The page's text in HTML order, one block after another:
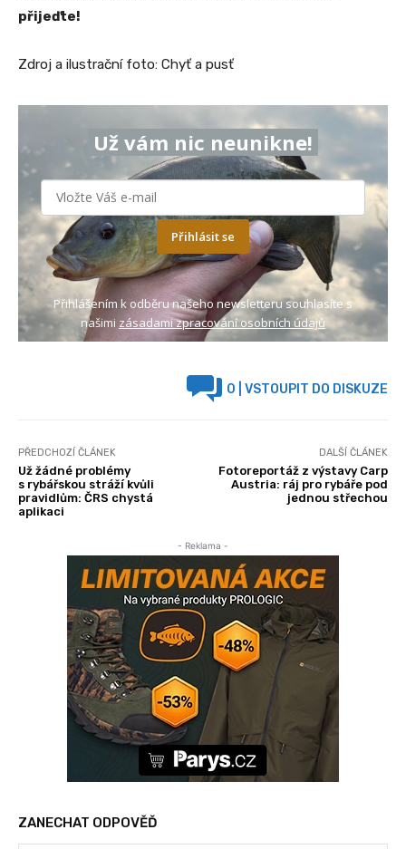
přijeďte!
Zdroj a ilustrační foto: Chyť a pusť
Už vám nic neunikne!
Přihlásit se
Přihlášením k odběru našeho newsletteru souhlasíte s
našimi zásadami zpracování osobních údajů
0 | VSTOUPIT DO DISKUZE
PŘEDCHOZÍ ČLÁNEK
Už žádné problémy
s rybářskou stráží kvůli
pravidlům: ČRS chystá
aplikaci
DALŠÍ ČLÁNEK
Fotoreportáž z výstavy Carp
Austria: ráj pro rybáře pod
jednou střechou
- Reklama -
ZANECHAT ODPOVĚĎ